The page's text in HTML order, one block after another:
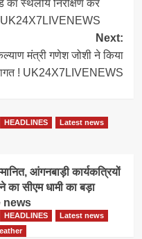
का स्थलीय निरीक्षण कर
UK24X7LIVENEWS
Next:
मंत्री गणेश जोशी ने किया
! UK24X7LIVENEWS
HEADLINES
Latest news
आंगनबाड़ी कार्यकत्रियों
का सीएम धामी का बड़ा
news
HEADLINES
Latest news